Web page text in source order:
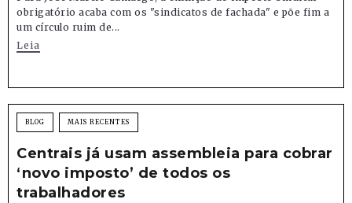
obrigatório acaba com os "sindicatos de fachada" e põe fim a
um círculo ruim de...
Leia
BLOG MAIS RECENTES
Centrais já usam assembleia para cobrar
‘novo imposto’ de todos os
trabalhadores